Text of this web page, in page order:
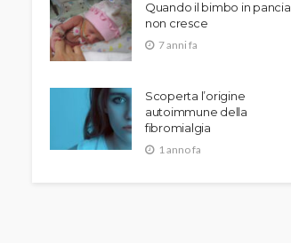
Quando il bimbo in pancia
non cresce
7 anni fa
Scoperta l’origine
autoimmune della
fibromialgia
1 anno fa